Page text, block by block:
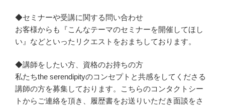
◆セミナーや受講に関する問い合わせ
お客様からも『こんなテーマのセミナーを開催してほし
い』などといったリクエストをおまちしております。
◆講師をしたい方、資格のお持ちの方
私たちthe serendipityのコンセプトと共感をしてくださる
講師の方を募集しております。こちらのコンタクトシー
トからご連絡を頂き、履歴書をお送りいただき面談をさ